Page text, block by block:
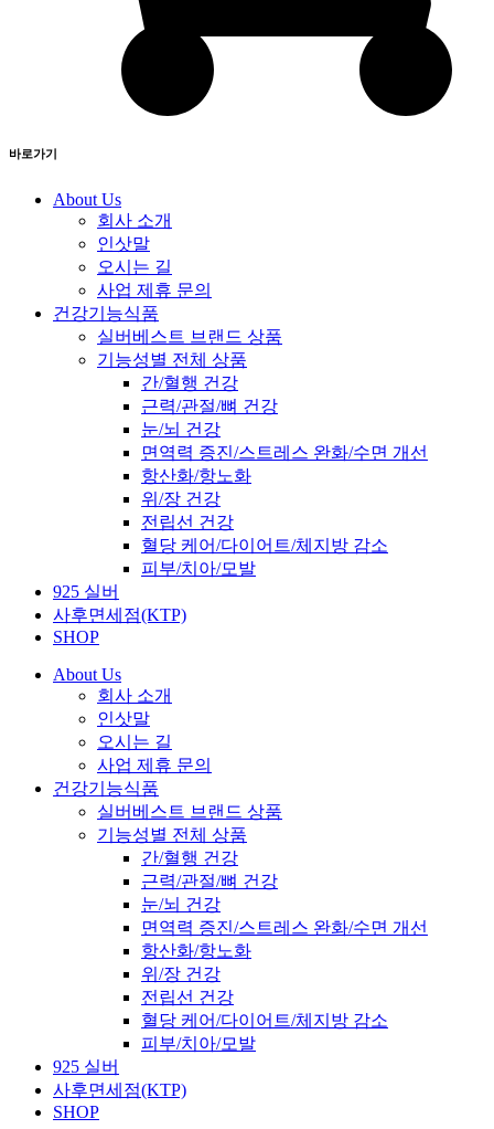
바로가기
About Us
회사 소개
인삿말
오시는 길
사업 제휴 문의
건강기능식품
실버베스트 브랜드 상품
기능성별 전체 상품
간/혈행 건강
근력/관절/뼈 건강
눈/뇌 건강
면역력 증진/스트레스 완화/수면 개선
항산화/항노화
위/장 건강
전립선 건강
혈당 케어/다이어트/체지방 감소
피부/치아/모발
925 실버
사후면세점(KTP)
SHOP
About Us
회사 소개
인삿말
오시는 길
사업 제휴 문의
건강기능식품
실버베스트 브랜드 상품
기능성별 전체 상품
간/혈행 건강
근력/관절/뼈 건강
눈/뇌 건강
면역력 증진/스트레스 완화/수면 개선
항산화/항노화
위/장 건강
전립선 건강
혈당 케어/다이어트/체지방 감소
피부/치아/모발
925 실버
사후면세점(KTP)
SHOP